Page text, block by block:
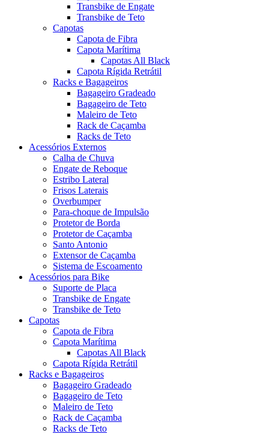
Transbike de Engate
Transbike de Teto
Capotas
Capota de Fibra
Capota Marítima
Capotas All Black
Capota Rígida Retrátil
Racks e Bagageiros
Bagageiro Gradeado
Bagageiro de Teto
Maleiro de Teto
Rack de Caçamba
Racks de Teto
Acessórios Externos
Calha de Chuva
Engate de Reboque
Estribo Lateral
Frisos Laterais
Overbumper
Para-choque de Impulsão
Protetor de Borda
Protetor de Caçamba
Santo Antonio
Extensor de Caçamba
Sistema de Escoamento
Acessórios para Bike
Suporte de Placa
Transbike de Engate
Transbike de Teto
Capotas
Capota de Fibra
Capota Marítima
Capotas All Black
Capota Rígida Retrátil
Racks e Bagageiros
Bagageiro Gradeado
Bagageiro de Teto
Maleiro de Teto
Rack de Caçamba
Racks de Teto